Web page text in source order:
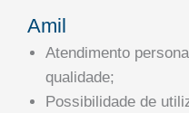
Amil
Atendimento
qualidade;
Possibilidade de